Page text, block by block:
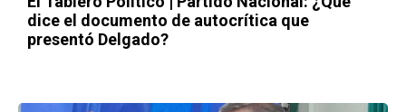
dice el documento de autocrítica que
presentó Delgado?